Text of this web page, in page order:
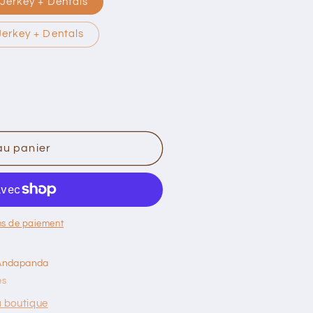
+ Dentals
panier
de paiement
boutique